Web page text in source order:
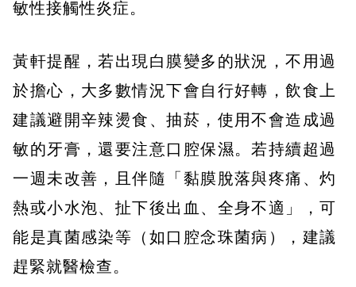
敏性接觸性炎症。
黃軒提醒，若出現白膜變多的狀況，不用過
於擔心，大多數情況下會自行好轉，飲食上
建議避開辛辣燙食、抽菸，使用不會造成過
敏的牙膏，還要注意口腔保濕。若持續超過
一週未改善，且伴隨「黏膜脫落與疼痛、灼
熱或小水泡、扯下後出血、全身不適」，可
能是真菌感染等（如口腔念珠菌病），建議
趕緊就醫檢查。